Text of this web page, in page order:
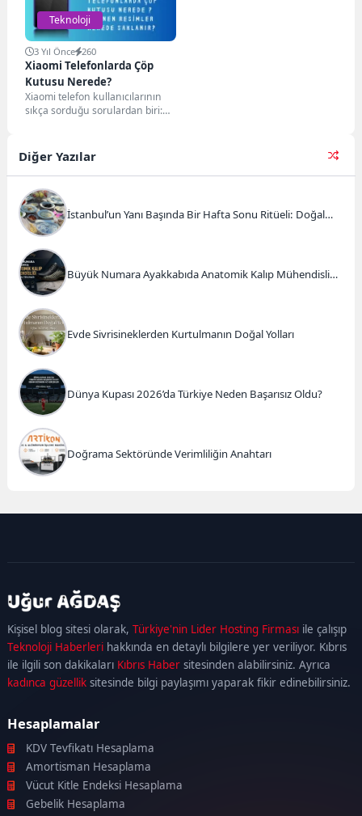
Teknoloji
3 Yıl Önce 260
Xiaomi Telefonlarda Çöp
Kutusu Nerede?
Xiaomi telefon kullanıcılarının
sıkça sorduğu sorulardan biri:
Diğer Yazılar
İstanbul’un Yanı Başında Bir Hafta Sonu Ritüeli: Doğal
Büyük Numara Ayakkabıda Anatomik Kalıp Mühendisliği
Evde Sivrisineklerden Kurtulmanın Doğal Yolları
Dünya Kupası 2026’da Türkiye Neden Başarısız Oldu?
Doğrama Sektöründe Verimliliğin Anahtarı
Kişisel blog sitesi olarak,Türkiye'nin Lider Hosting Firması ile çalışıp
Teknoloji Haberleri hakkında en detaylı bilgilere yer veriliyor. Kıbrıs
ile ilgili son dakikaları Kıbrıs Haber sitesinden alabilirsiniz. Ayrıca
kadınca güzellik sitesinde bilgi paylaşımı yaparak fikir edinebilirsiniz.
kadıköy
escortmaltepe
escortataşehir
escortümraniye
escort
Hesaplamalar
KDV Tevfikatı Hesaplama
Amortisman Hesaplama
Vücut Kitle Endeksi Hesaplama
Gebelik Hesaplama